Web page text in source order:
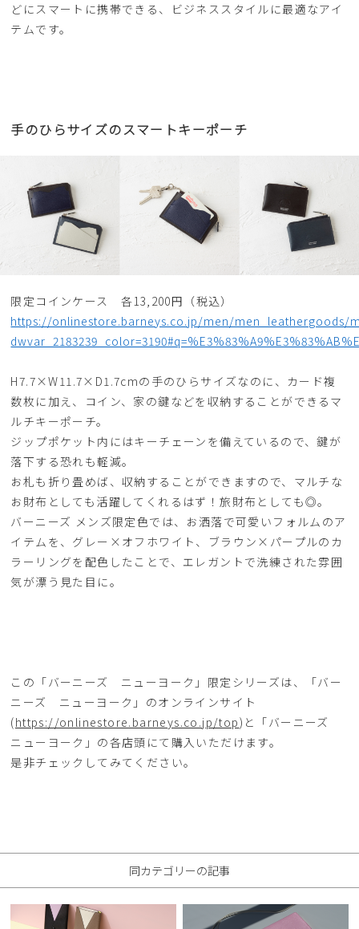
どにスマートに携帯できる、ビジネススタイルに最適なアイ
テムです。
手のひらサイズのスマートキーポーチ
限定コインケース 各13,200円（税込）
https://onlinestore.barneys.co.jp/men/men_leathergoods/
H7.7×W11.7×D1.7cmの手のひらサイズなのに、カード複
数枚に加え、コイン、家の鍵などを収納することができるマ
ルチキーポーチ。
ジップポケット内にはキーチェーンを備えているので、鍵が
落下する恐れも軽減。
お札も折り畳めば、収納することができますので、マルチな
お財布としても活躍してくれるはず！旅財布としても◎。
バーニーズ メンズ限定色では、お洒落で可愛いフォルムのア
イテムを、グレー×オフホワイト、ブラウン×パープルのカ
ラーリングを配色したことで、エレガントで洗練された雰囲
気が漂う見た目に。
この「バーニーズ ニューヨーク」限定シリーズは、「バー
ニーズ ニューヨーク」のオンラインサイト
(https://onlinestore.barneys.co.jp/top)と「バーニーズ
ニューヨーク」の各店頭にて購入いただけます。
是非チェックしてみてください。
同カテゴリーの記事